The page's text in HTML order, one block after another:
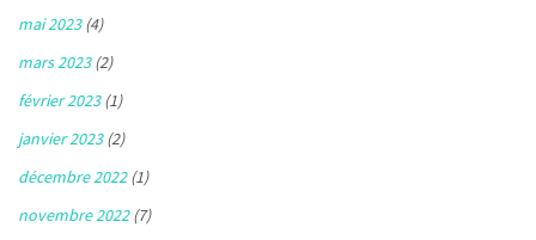
mai 2023(4)
mars 2023(2)
février 2023(1)
janvier 2023(2)
décembre 2022(1)
novembre 2022(7)